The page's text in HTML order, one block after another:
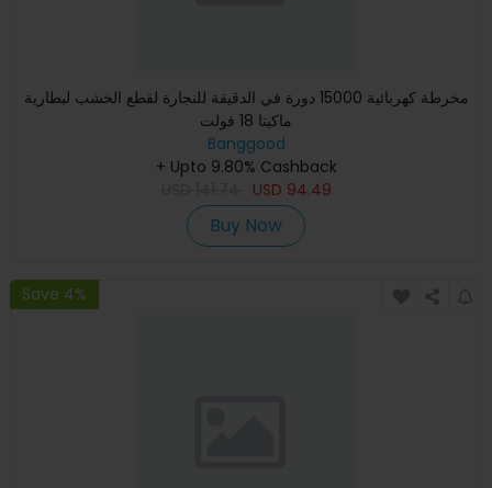
مخرطة كهربائية 15000 دورة في الدقيقة للنجارة لقطع الخشب لبطارية
ماكيتا 18 فولت
Banggood
+ Upto 9.80% Cashback
USD 94.49
Buy Now
Save 4%